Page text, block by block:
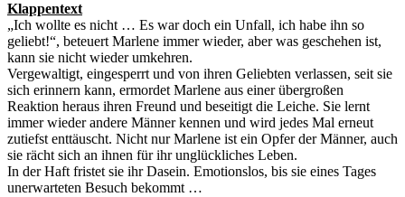
Klappentext
„Ich wollte es nicht … Es war doch ein Unfall, ich habe ihn so
geliebt!“, beteuert Marlene immer wieder, aber was geschehen ist,
kann sie nicht wieder umkehren.
Vergewaltigt, eingesperrt und von ihren Geliebten verlassen, seit sie
sich erinnern kann, ermordet Marlene aus einer übergroßen
Reaktion heraus ihren Freund und beseitigt die Leiche. Sie lernt
immer wieder andere Männer kennen und wird jedes Mal erneut
zutiefst enttäuscht. Nicht nur Marlene ist ein Opfer der Männer, auch
sie rächt sich an ihnen für ihr unglückliches Leben.
In der Haft fristet sie ihr Dasein. Emotionslos, bis sie eines Tages
unerwarteten Besuch bekommt …